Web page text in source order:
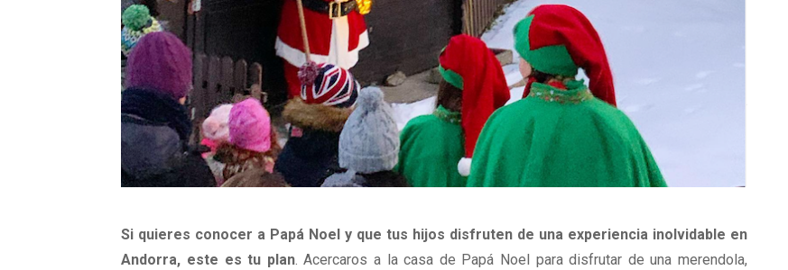
Si quieres conocer a Papá Noel y que tus hijos disfruten de una experiencia inolvidable en
Andorra, este es tu plan. Acercaros a la casa de Papá Noel para disfrutar de una merendola,